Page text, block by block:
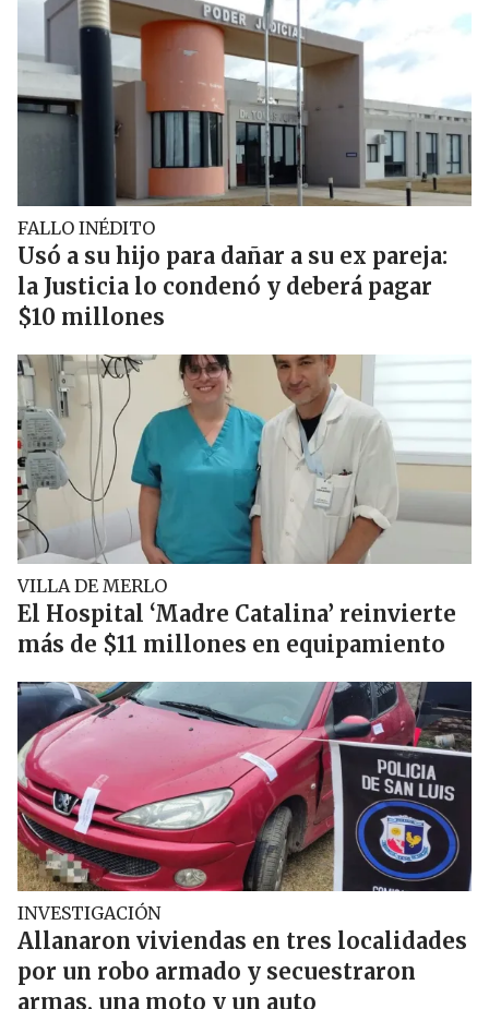
FALLO INÉDITO
Usó a su hijo para dañar a su ex pareja:
la Justicia lo condenó y deberá pagar
$10 millones
VILLA DE MERLO
El Hospital ‘Madre Catalina’ reinvierte
más de $11 millones en equipamiento
INVESTIGACIÓN
Allanaron viviendas en tres localidades
por un robo armado y secuestraron
armas, una moto y un auto